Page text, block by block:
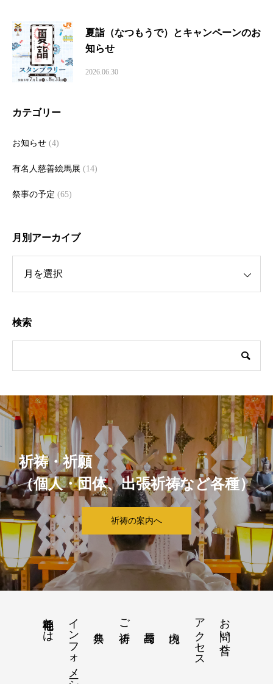
夏詣（なつもうで）とキャンペーンのお
知らせ
2026.06.30
カテゴリー
お知らせ (4)
有名人慈善絵馬展 (14)
祭事の予定 (65)
月別アーカイブ
検索
祈祷・祈願
（個人・団体、出張祈祷など各種）
祈祷の案内へ
稲毛神社とは インフォメーション ご祈祷 アクセス お問い合せ